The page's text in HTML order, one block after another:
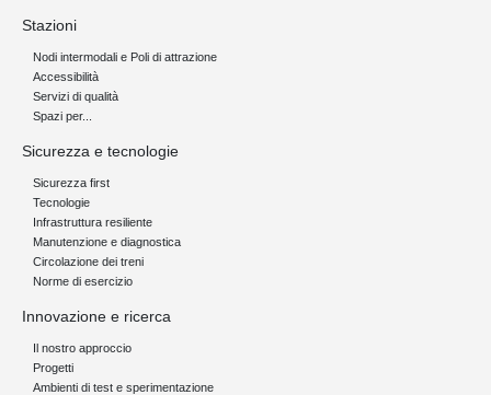
Stazioni
Nodi intermodali e Poli di attrazione
Accessibilità
Servizi di qualità
Spazi per...
Sicurezza e tecnologie
Sicurezza first
Tecnologie
Infrastruttura resiliente
Manutenzione e diagnostica
Circolazione dei treni
Norme di esercizio
Innovazione e ricerca
Il nostro approccio
Progetti
Ambienti di test e sperimentazione